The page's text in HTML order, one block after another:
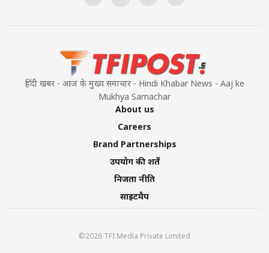
हिंदी खबर - आज के मुख्य समाचार - Hindi Khabar News - Aaj ke
Mukhya Samachar
About us
Careers
Brand Partnerships
उपयोग की शर्तें
निजता नीति
साइटमैप
©2026 TFI Media Private Limited